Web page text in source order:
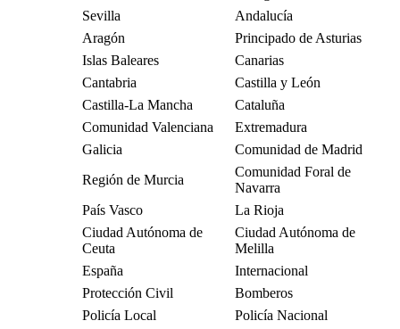
Sevilla
Andalucía
Aragón
Principado de Asturias
Islas Baleares
Canarias
Cantabria
Castilla y León
Castilla-La Mancha
Cataluña
Comunidad Valenciana
Extremadura
Galicia
Comunidad de Madrid
Región de Murcia
Comunidad Foral de
Navarra
País Vasco
La Rioja
Ciudad Autónoma de
Ceuta
Ciudad Autónoma de
Melilla
España
Internacional
Protección Civil
Bomberos
Policía Local
Policía Nacional